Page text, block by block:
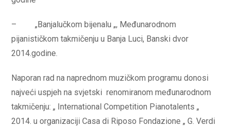
– „Banjalučkom bijenalu „, Međunarodnom
pijanističkom takmičenju u Banja Luci, Banski dvor
2014.godine.
Naporan rad na naprednom muzičkom programu donosi
najveći uspjeh na svjetski renomiranom međunarodnom
takmičenju: „ International Competition Pianotalents „
2014. u organizaciji Casa di Riposo Fondazione „ G. Verdi